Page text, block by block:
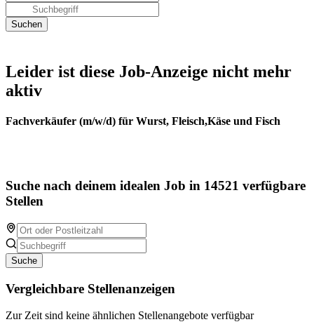
Leider ist diese Job-Anzeige nicht mehr
aktiv
Fachverkäufer (m/w/d) für Wurst, Fleisch,Käse und Fisch
Suche nach deinem idealen Job in 14521 verfügbare
Stellen
Suche
Vergleichbare Stellenanzeigen
Zur Zeit sind keine ähnlichen Stellenangebote verfügbar